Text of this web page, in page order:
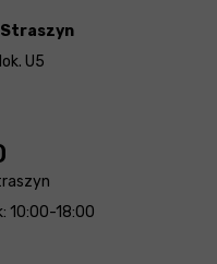
U5
10:00-18:00